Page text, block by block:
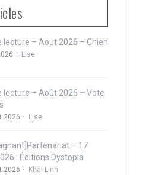
lecture – Aout 2026 – Chien
Lise
lecture – Août 2026 – Vote
2026 Lise
– 17
: Éditions Dystopia
2026 Khai Linh